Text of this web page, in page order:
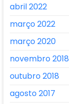
abril 2022
março 2022
março 2020
novembro 2018
outubro 2018
agosto 2017